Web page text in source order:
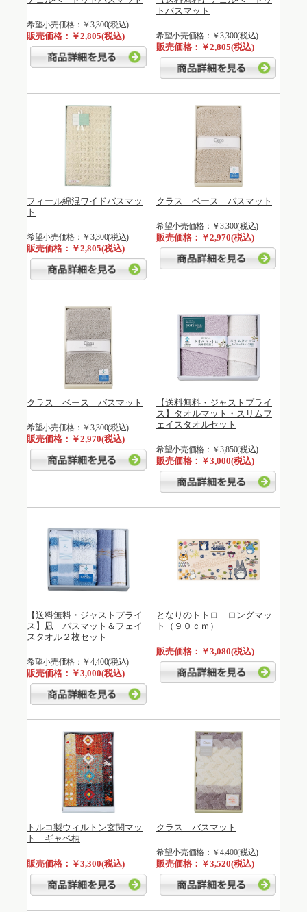
希望小売価格：￥3,300(税込)
販売価格：￥2,805(税込)
トバスマット
希望小売価格：￥3,300(税込)
販売価格：￥2,805(税込)
フィール綿混ワイドバスマッ
ト
希望小売価格：￥3,300(税込)
販売価格：￥2,805(税込)
クラス ベース バスマット
希望小売価格：￥3,300(税込)
販売価格：￥2,970(税込)
クラス ベース バスマット
希望小売価格：￥3,300(税込)
販売価格：￥2,970(税込)
【送料無料・ジャストプライ
ス】タオルマット・スリムフ
ェイスタオルセット
希望小売価格：￥3,850(税込)
販売価格：￥3,000(税込)
【送料無料・ジャストプライ
ス】凪 バスマット＆フェイ
スタオル２枚セット
希望小売価格：￥4,400(税込)
販売価格：￥3,000(税込)
となりのトトロ ロングマッ
ト（９０ｃｍ）
販売価格：￥3,080(税込)
トルコ製ウィルトン玄関マッ
ト ギャベ柄
販売価格：￥3,300(税込)
クラス バスマット
希望小売価格：￥4,400(税込)
販売価格：￥3,520(税込)